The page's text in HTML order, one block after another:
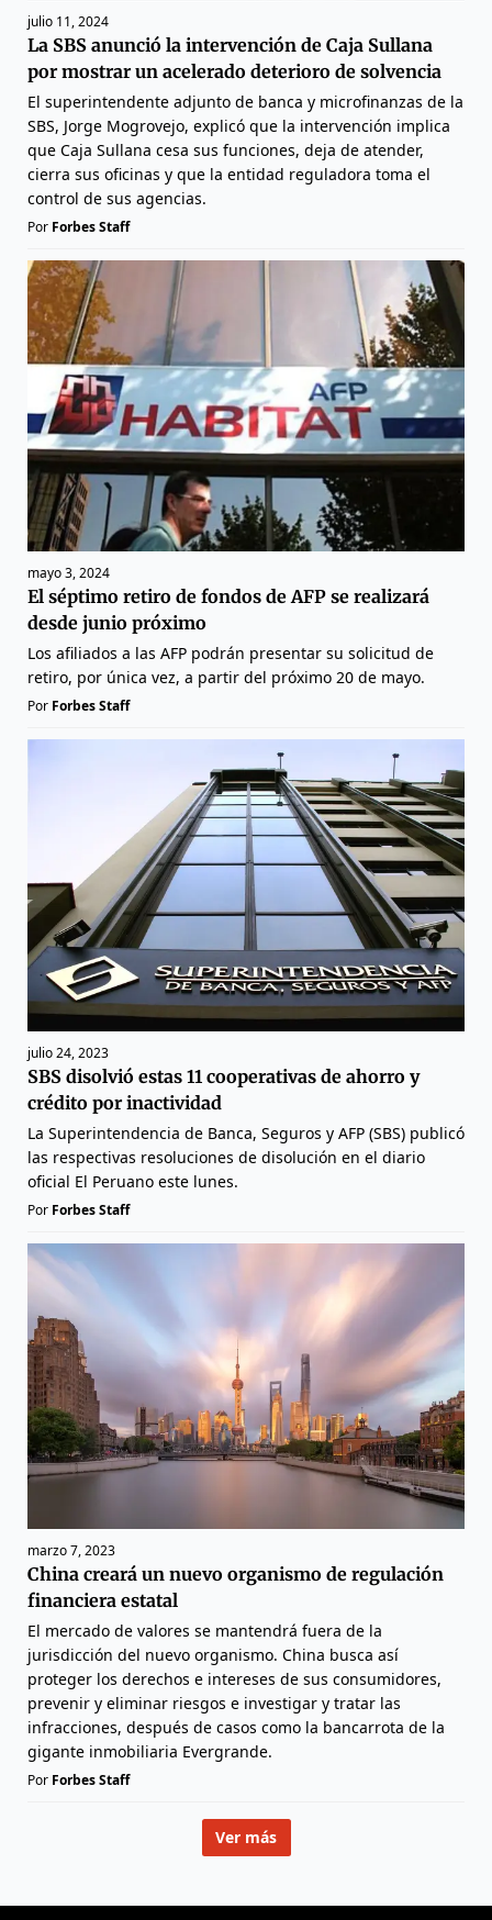
julio 11, 2024
La SBS anunció la intervención de Caja Sullana
por mostrar un acelerado deterioro de solvencia
El superintendente adjunto de banca y microfinanzas de la
SBS, Jorge Mogrovejo, explicó que la intervención implica
que Caja Sullana cesa sus funciones, deja de atender,
cierra sus oficinas y que la entidad reguladora toma el
control de sus agencias.
Por Forbes Staff
mayo 3, 2024
El séptimo retiro de fondos de AFP se realizará
desde junio próximo
Los afiliados a las AFP podrán presentar su solicitud de
retiro, por única vez, a partir del próximo 20 de mayo.
Por Forbes Staff
julio 24, 2023
SBS disolvió estas 11 cooperativas de ahorro y
crédito por inactividad
La Superintendencia de Banca, Seguros y AFP (SBS) publicó
las respectivas resoluciones de disolución en el diario
oficial El Peruano este lunes.
Por Forbes Staff
marzo 7, 2023
China creará un nuevo organismo de regulación
financiera estatal
El mercado de valores se mantendrá fuera de la
jurisdicción del nuevo organismo. China busca así
proteger los derechos e intereses de sus consumidores,
prevenir y eliminar riesgos e investigar y tratar las
infracciones, después de casos como la bancarrota de la
gigante inmobiliaria Evergrande.
Por Forbes Staff
Ver más